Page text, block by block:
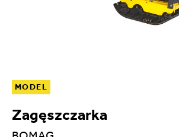
MODEL
Zagęszczarka